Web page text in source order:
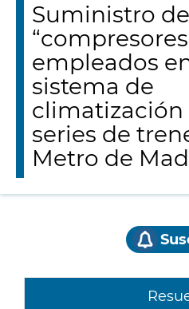
Suministro de
“compresores
empleados
sistema de
climatización
series de
Metro de